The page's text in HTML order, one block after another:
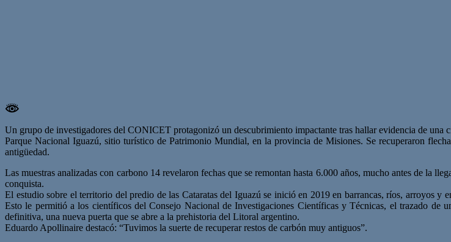
Un grupo de investigadores del CONICET protagonizó un descubrimiento impactante tras hallar evidencia de
Parque Nacional Iguazú, sitio turístico de Patrimonio Mundial, en la provincia de Misiones. Se recuperaron
antigüedad.
Las muestras analizadas con carbono 14 revelaron fechas que se remontan hasta 6.000 años, mucho antes de la
conquista.
El estudio sobre el territorio del predio de las Cataratas del Iguazú se inició en 2019 en barrancas, ríos, arroyos y
Esto le permitió a los científicos del Consejo Nacional de Investigaciones Científicas y Técnicas, el trazado de
definitiva, una nueva puerta que se abre a la prehistoria del Litoral argentino.
Eduardo Apollinaire destacó: “Tuvimos la suerte de recuperar restos de carbón muy antiguos”.